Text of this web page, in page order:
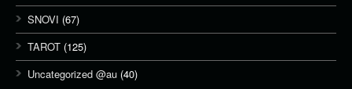
SNOVI (67)
TAROT (125)
Uncategorized @au (40)